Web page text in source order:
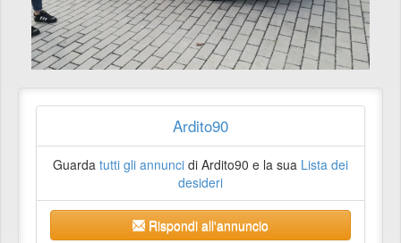
Ardito90
Guarda tutti gli annunci di Ardito90 e la sua Lista dei
desideri
Rispondi all'annuncio